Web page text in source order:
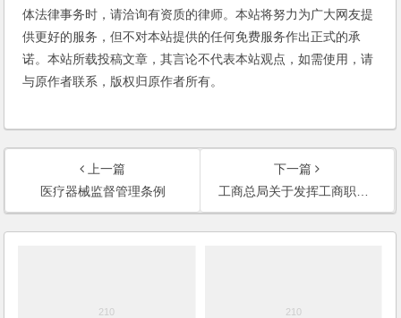
体法律事务时，请洽询有资质的律师。本站将努力为广大网友提
供更好的服务，但不对本站提供的任何免费服务作出正式的承
诺。本站所载投稿文章，其言论不代表本站观点，如需使用，请
与原作者联系，版权归原作者所有。
上一篇
医疗器械监督管理条例
下一篇
工商总局关于发挥工商职能作用加强旅游市场监管的指导意见